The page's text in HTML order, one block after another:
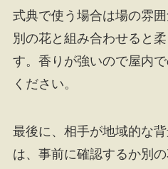
式典で使う場合は場の雰
別の花と組み合わせると
す。香りが強いので屋内
ください。
最後に、相手が地域的な
は、事前に確認するか別